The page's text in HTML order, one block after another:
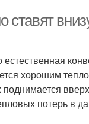
ставят
хорошим
поднимается
потерь в